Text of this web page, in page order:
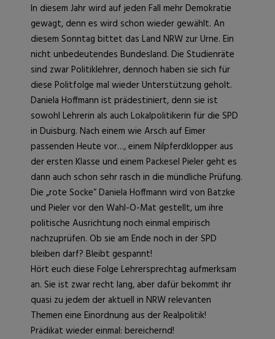
In diesem Jahr wird auf jeden Fall mehr Demokratie
gewagt, denn es wird schon wieder gewählt. An
diesem Sonntag bittet das Land NRW zur Urne. Ein
nicht unbedeutendes Bundesland. Die Studienräte
sind zwar Politiklehrer, dennoch haben sie sich für
diese Politfolge mal wieder Unterstützung geholt.
Daniela Hoffmann ist prädestiniert, denn sie ist
sowohl Lehrerin als auch Lokalpolitikerin für die SPD
in Duisburg. Nach einem wie Arsch auf Eimer
passenden Heute vor…, einem Nilpferdklopper aus
der ersten Klasse und einem Packesel Pieler geht es
dann auch schon sehr rasch in die mündliche Prüfung.
Die „rote Socke“ Daniela Hoffmann wird von Batzke
und Pieler vor den Wahl-O-Mat gestellt, um ihre
politische Ausrichtung noch einmal empirisch
nachzuprüfen. Ob sie am Ende noch in der SPD
bleiben darf? Bleibt gespannt!
Hört euch diese Folge Lehrersprechtag aufmerksam
an. Sie ist zwar recht lang, aber dafür bekommt ihr
quasi zu jedem der aktuell in NRW relevanten
Themen eine Einordnung aus der Realpolitik!
Prädikat wieder einmal: bereichernd!